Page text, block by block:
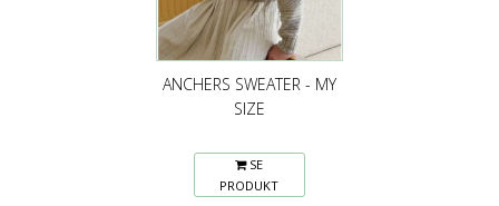
ANCHERS SWEATER - MY
SIZE
SE
PRODUKT